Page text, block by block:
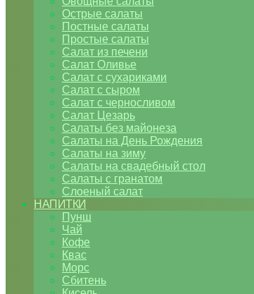
Острые салаты
Постные салаты
Простые салаты
Салат из печени
Салат Оливье
Салат с сухариками
Салат с сыром
Салат с черносливом
Салат Цезарь
Салаты без майонеза
Салаты на День Рождения
Салаты на зиму
Салаты на свадебный стол
Салаты с гранатом
Слоеный салат
НАПИТКИ
Пунш
Чай
Кофе
Квас
Морс
Сбитень